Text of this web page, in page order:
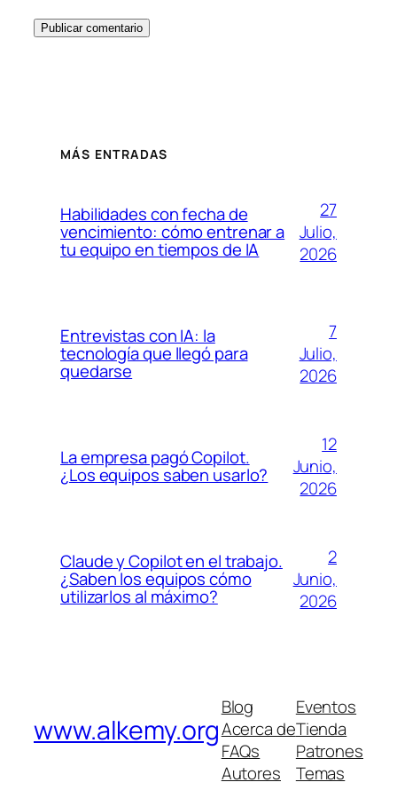
MÁS ENTRADAS
Habilidades con fecha de
vencimiento: cómo entrenar a
tu equipo en tiempos de IA
27
Julio,
2026
Entrevistas con IA: la
tecnología que llegó para
quedarse
7
Julio,
2026
La empresa pagó Copilot.
¿Los equipos saben usarlo?
12
Junio,
2026
Claude y Copilot en el trabajo.
¿Saben los equipos cómo
utilizarlos al máximo?
2
Junio,
2026
www.alkemy.org
Blog
Acerca de
FAQs
Autores
Eventos
Tienda
Patrones
Temas